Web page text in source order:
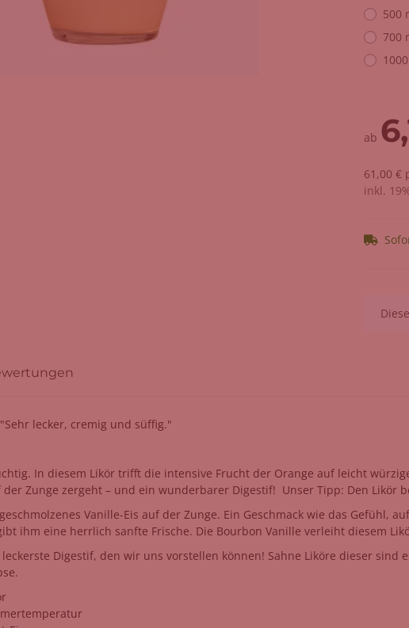
500
700
ab
61,00 €
inkl.
x
lecker, cremig und süffig."
In diesem Likör trifft die intensive Frucht der Orange auf leicht
der Zunge zergeht – und ein wunderbarer Digestif! Unser Tipp: Den Likör
Vanille-Eis auf der Zunge. Ein Geschmack wie das Gefühl,
ihm eine herrlich sanfte Frische. Die Bourbon Vanille verleiht diesem
Digestif, den wir uns vorstellen können! Sahne Liköre dieser